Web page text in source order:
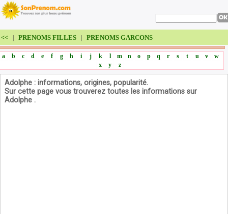
<< PRENOMS FILLES PRENOMS GARCONS
a b c d e f g h i j k l m n o p q r s t u v
w
x
y z
Adolphe : informations, origines, popularité.
Sur cette page vous trouverez toutes les informations sur
Adolphe .